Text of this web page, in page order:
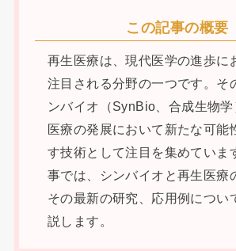
この記事の概要
再生医療は、現代医学の進歩に
注目される分野の一つです。そ
ンバイオ（SynBio、合成生物
医療の発展において新たな可能
す技術として注目を集めていま
事では、シンバイオと再生医療
その最新の研究、応用例につい
説します。